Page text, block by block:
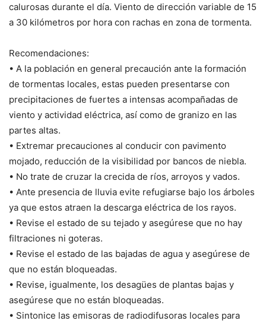
calurosas durante el día. Viento de dirección variable de 15
a 30 kilómetros por hora con rachas en zona de tormenta.
Recomendaciones:
• A la población en general precaución ante la formación
de tormentas locales, estas pueden presentarse con
precipitaciones de fuertes a intensas acompañadas de
viento y actividad eléctrica, así como de granizo en las
partes altas.
• Extremar precauciones al conducir con pavimento
mojado, reducción de la visibilidad por bancos de niebla.
• No trate de cruzar la crecida de ríos, arroyos y vados.
• Ante presencia de lluvia evite refugiarse bajo los árboles
ya que estos atraen la descarga eléctrica de los rayos.
• Revise el estado de su tejado y asegúrese que no hay
filtraciones ni goteras.
• Revise el estado de las bajadas de agua y asegúrese de
que no están bloqueadas.
• Revise, igualmente, los desagües de plantas bajas y
asegúrese que no están bloqueadas.
• Sintonice las emisoras de radiodifusoras locales para